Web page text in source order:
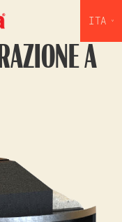
ITA
A